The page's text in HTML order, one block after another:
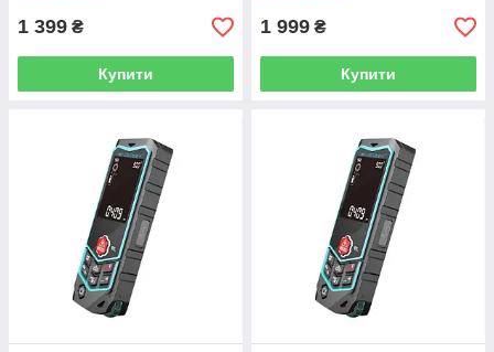
1 399 ₴
Купити
1 999 ₴
Купити